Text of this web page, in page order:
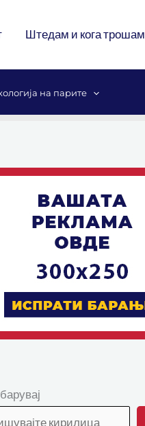
Штедам и кога трошам
на парите